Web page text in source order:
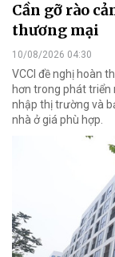
Cần gỡ rào
thương mại
10/08/2026 04:30
VCCI đề nghị hoàn
hơn trong phát
nhập thị trường và
nhà ở giá phù hợp.